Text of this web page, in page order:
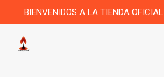
BIENVENIDOS A LA TIENDA